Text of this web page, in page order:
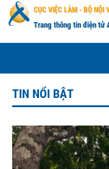
CỤC VIỆC LÀM - BỘ NỘI
Trang thông tin điện tử
TIN NỔI BẬT
AN TOÀN